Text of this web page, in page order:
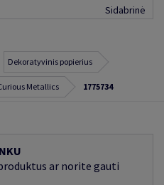
Sidabrinė
Dekoratyvinis popierius
Metallics 1775734
ar norite gauti